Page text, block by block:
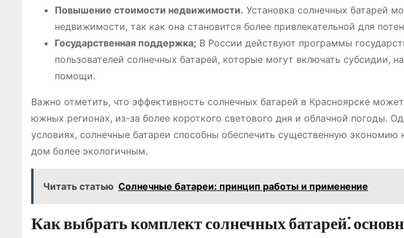
Повышение стоимости недвижимости. Установка солнечных батарей
недвижимости, так как она становится более привлекательной для
Государственная поддержка; В России действуют программы
пользователей солнечных батарей, которые могут включать субсидии,
помощи.
Важно отметить, что эффективность солнечных батарей в Красноярске
южных регионах, из-за более короткого светового дня и облачной погоды.
условиях, солнечные батареи способны обеспечить существенную экономию
дом более экологичным.
Читать статью Солнечные батареи: принцип работы и применение
Как выбрать комплект солнечных батарей⁚